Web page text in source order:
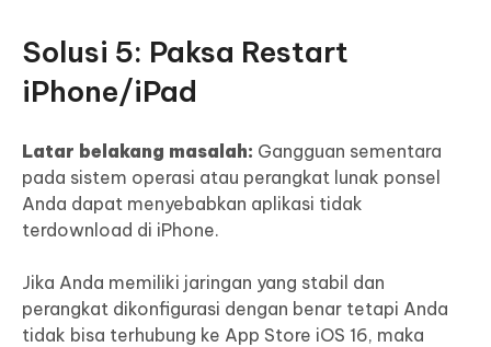
Solusi 5: Paksa Restart
iPhone/iPad
Latar belakang masalah: Gangguan sementara
pada sistem operasi atau perangkat lunak ponsel
Anda dapat menyebabkan aplikasi tidak
terdownload di iPhone.
Jika Anda memiliki jaringan yang stabil dan
perangkat dikonfigurasi dengan benar tetapi Anda
tidak bisa terhubung ke App Store iOS 16, maka